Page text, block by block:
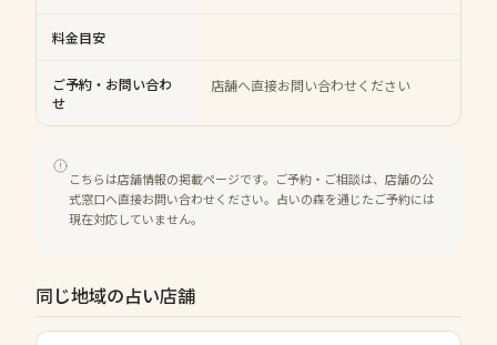
料金目安
ご予約・お問い合わ
せ
店舗へ直接お問い合わせください
こちらは店舗情報の掲載ページです。ご予約・ご相談は、店舗の公
式窓口へ直接お問い合わせください。占いの森を通じたご予約には
現在対応していません。
同じ地域の占い店舗